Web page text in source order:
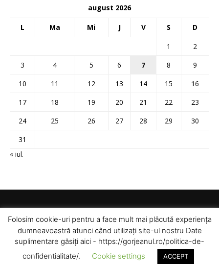
august 2026
L Ma Mi J V S D
1
2
3
4 5 6 7 8
9
10
11 12 13 14 15
16
17
18 19 20 21 22
23
24
25 26 27 28 29
30
31
« iul.
© Toate drepturile rezervate pentru Gorjeanul SA
Folosim cookie-uri pentru a face mult mai plăcută experiența
dumneavoastră atunci când utilizați site-ul nostru Date
suplimentare găsiți aici - https://gorjeanul.ro/politica-de-
confidentialitate/.
Cookie settings ACCEPT